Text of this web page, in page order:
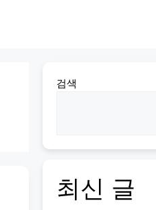
검색
최신 글